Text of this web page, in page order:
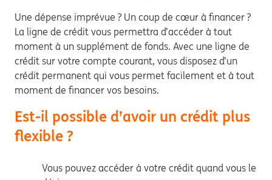
Une dépense imprévue ? Un coup de cœur à financer ?
La ligne de crédit vous permettra d’accéder à tout
moment à un supplément de fonds. Avec une ligne de
crédit sur votre compte courant, vous disposez d’un
crédit permanent qui vous permet facilement et à tout
moment de financer vos besoins.
Est-il possible d’avoir un crédit plus
flexible ?
Vous pouvez accéder à votre crédit quand vous le